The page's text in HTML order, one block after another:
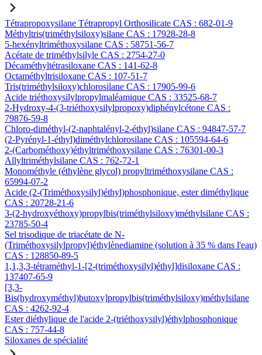
Tétrapropoxysilane Tétrapropyl Orthosilicate CAS : 682-01-9
Méthyltris(triméthylsiloxy)silane CAS : 17928-28-8
5-hexényltriméthoxysilane CAS : 58751-56-7
Acétate de triméthylsilyle CAS : 2754-27-0
Décaméthyltétrasiloxane CAS : 141-62-8
Octaméthyltrisiloxane CAS : 107-51-7
Tris(triméthylsiloxy)chlorosilane CAS : 17905-99-6
Acide triéthoxysilylpropylmaléamique CAS : 33525-68-7
2-Hydroxy-4-(3-triéthoxysilylpropoxy)diphénylcétone CAS :
79876-59-8
Chloro-diméthyl-(2-naphtalényl-2-éthyl)silane CAS : 94847-57-7
(2-Pyrényl-1-éthyl)diméthylchlorosilane CAS : 105594-64-6
2-(Carbométhoxy)éthyltriméthoxysilane CAS : 76301-00-3
Allyltriméthylsilane CAS : 762-72-1
Monométhyle (éthylène glycol) propyltriméthoxysilane CAS :
65994-07-2
Acide (2-(Triméthoxysilyl)éthyl)phosphonique, ester diméthylique
CAS : 20728-21-6
3-(2-hydroxyéthoxy)propylbis(triméthylsiloxy)méthylsilane CAS :
23785-50-4
Sel trisodique de triacétate de N-
(Triméthoxysilylpropyl)éthylènediamine (solution à 35 % dans l'eau)
CAS : 128850-89-5
1,1,3,3-tétraméthyl-1-[2-(triméthoxysilyl)éthyl]disiloxane CAS :
137407-65-9
[3,3-
Bis(hydroxyméthyl)butoxy]propylbis(triméthylsiloxy)méthylsilane
CAS : 4262-92-4
Ester diéthylique de l'acide 2-(triéthoxysilyl)éthylphosphonique
CAS : 757-44-8
Siloxanes de spécialité